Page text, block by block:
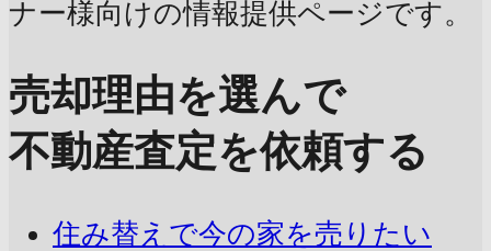
ナー様向けの情報提供ページです。
売却理由を選んで
不動産査定を依頼する
住み替えで今の家を売りたい